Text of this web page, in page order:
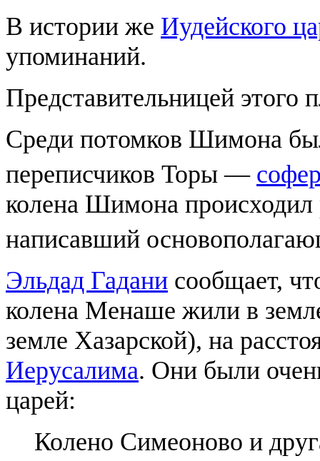
В истории же Иудейского
упоминаний.
Представительницей этого
Среди потомков Шимона
переписчиков Торы —
колена Шимона
написавший
Эльдад Гадани сообщает,
колена Менаше жили в
земле Хазарской), на
Иерусалима. Они были
царей:
Колено Симеоново и